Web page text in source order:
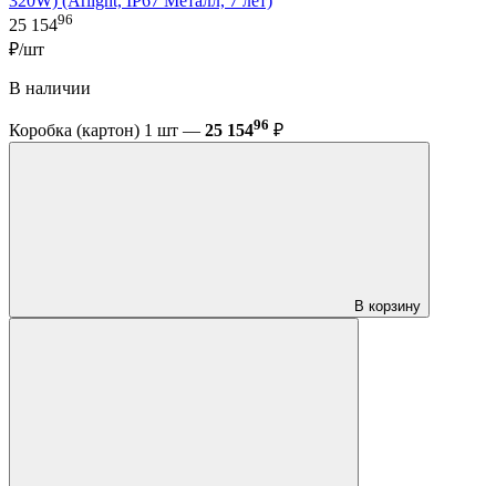
25 15496
₽/шт
В наличии
Коробка (картон) 1 шт — 25 15496 ₽
В корзину